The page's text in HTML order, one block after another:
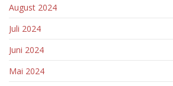
August 2024
Juli 2024
Juni 2024
Mai 2024